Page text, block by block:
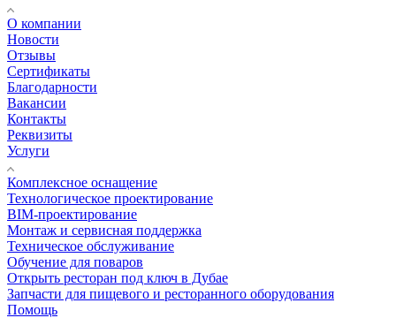
О компании
Новости
Отзывы
Сертификаты
Благодарности
Вакансии
Контакты
Реквизиты
Услуги
Комплексное оснащение
Технологическое проектирование
BIM-проектирование
Монтаж и сервисная поддержка
Техническое обслуживание
Обучение для поваров
Открыть ресторан под ключ в Дубае
Запчасти для пищевого и ресторанного оборудования
Помощь